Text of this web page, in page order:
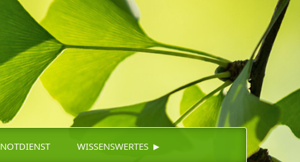
NOTDIENST WISSENSWERTES ▸